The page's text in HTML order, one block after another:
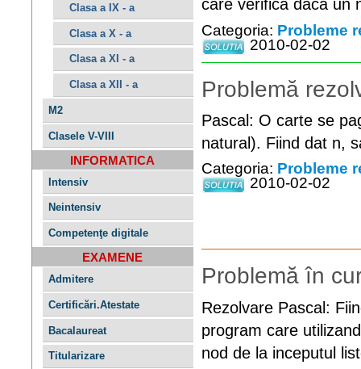
Clasa a IX - a
Clasa a X - a
Clasa a XI - a
Clasa a XII - a
M2
Clasele V-VIII
INFORMATICA
Intensiv
Neintensiv
Competenţe digitale
EXAMENE
Admitere
Certificări.Atestate
Bacalaureat
Titularizare
care verifica daca un
Categoria: Probleme
2010-02-02
Problemă
Pascal: O carte se
natural). Fiind dat n,
Categoria: Probleme
2010-02-02
Problemă în
Rezolvare Pascal:
program care
nod de la inceputul